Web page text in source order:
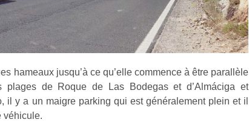
hameaux jusqu’à ce qu’elle commence à être parallèle
de Roque de Las Bodegas et d’Almáciga et
il y a un maigre parking qui est généralement plein et il
véhicule.